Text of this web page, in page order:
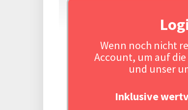
Wenn noch nicht
Account, um auf
und unser
Inklusive